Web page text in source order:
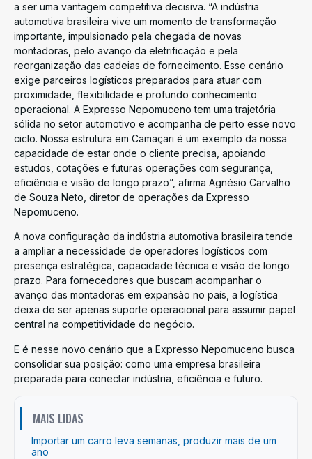
a ser uma vantagem competitiva decisiva. “A indústria
automotiva brasileira vive um momento de transformação
importante, impulsionado pela chegada de novas
montadoras, pelo avanço da eletrificação e pela
reorganização das cadeias de fornecimento. Esse cenário
exige parceiros logísticos preparados para atuar com
proximidade, flexibilidade e profundo conhecimento
operacional. A Expresso Nepomuceno tem uma trajetória
sólida no setor automotivo e acompanha de perto esse novo
ciclo. Nossa estrutura em Camaçari é um exemplo da nossa
capacidade de estar onde o cliente precisa, apoiando
estudos, cotações e futuras operações com segurança,
eficiência e visão de longo prazo”, afirma Agnésio Carvalho
de Souza Neto, diretor de operações da Expresso
Nepomuceno.
A nova configuração da indústria automotiva brasileira tende
a ampliar a necessidade de operadores logísticos com
presença estratégica, capacidade técnica e visão de longo
prazo. Para fornecedores que buscam acompanhar o
avanço das montadoras em expansão no país, a logística
deixa de ser apenas suporte operacional para assumir papel
central na competitividade do negócio.
E é nesse novo cenário que a Expresso Nepomuceno busca
consolidar sua posição: como uma empresa brasileira
preparada para conectar indústria, eficiência e futuro.
MAIS LIDAS
Importar um carro leva semanas, produzir mais de um
ano